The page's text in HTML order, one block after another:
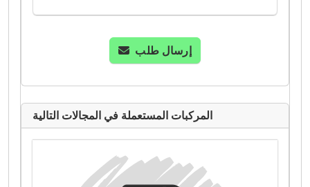
إرسال طلب
المركبات المستعملة في المجالات التالية